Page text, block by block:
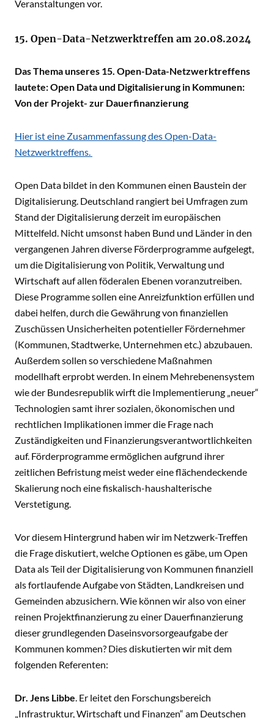
Veranstaltungen vor.
15. Open-Data-Netzwerktreffen am 20.08.2024
Das Thema unseres 15. Open-Data-Netzwerktreffens
lautete: Open Data und Digitalisierung in Kommunen:
Von der Projekt- zur Dauerfinanzierung
Hier ist eine Zusammenfassung des Open-Data-
Netzwerktreffens.
Open Data bildet in den Kommunen einen Baustein der
Digitalisierung. Deutschland rangiert bei Umfragen zum
Stand der Digitalisierung derzeit im europäischen
Mittelfeld. Nicht umsonst haben Bund und Länder in den
vergangenen Jahren diverse Förderprogramme aufgelegt,
um die Digitalisierung von Politik, Verwaltung und
Wirtschaft auf allen föderalen Ebenen voranzutreiben.
Diese Programme sollen eine Anreizfunktion erfüllen und
dabei helfen, durch die Gewährung von finanziellen
Zuschüssen Unsicherheiten potentieller Fördernehmer
(Kommunen, Stadtwerke, Unternehmen etc.) abzubauen.
Außerdem sollen so verschiedene Maßnahmen
modellhaft erprobt werden. In einem Mehrebenensystem
wie der Bundesrepublik wirft die Implementierung „neuer“
Technologien samt ihrer sozialen, ökonomischen und
rechtlichen Implikationen immer die Frage nach
Zuständigkeiten und Finanzierungsverantwortlichkeiten
auf. Förderprogramme ermöglichen aufgrund ihrer
zeitlichen Befristung meist weder eine flächendeckende
Skalierung noch eine fiskalisch-haushalterische
Verstetigung.
Vor diesem Hintergrund haben wir im Netzwerk-Treffen
die Frage diskutiert, welche Optionen es gäbe, um Open
Data als Teil der Digitalisierung von Kommunen finanziell
als fortlaufende Aufgabe von Städten, Landkreisen und
Gemeinden abzusichern. Wie können wir also von einer
reinen Projektfinanzierung zu einer Dauerfinanzierung
dieser grundlegenden Daseinsvorsorgeaufgabe der
Kommunen kommen? Dies diskutierten wir mit dem
folgenden Referenten:
Dr. Jens Libbe. Er leitet den Forschungsbereich
„Infrastruktur, Wirtschaft und Finanzen“ am Deutschen